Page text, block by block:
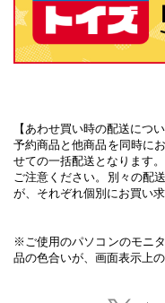
【あわせ買い時の配送につい
予約商品と他商品を同時に
せての一括配送となります。
ご注意ください。別々の配
が、それぞれ個別にお買い求
※ご使用のパソコンのモニ
品の色合いが、画面表示上